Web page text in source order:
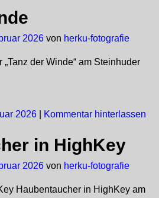
2026 von herku-fotografie
der Winde“ am Steinhuder
2026| Kommentar hinterlassen
in HighKey
2026 von herku-fotografie
Haubentaucher in HighKey am